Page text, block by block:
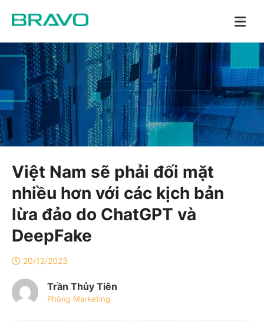
Việt Nam sẽ phải đối mặt
nhiều hơn với các kịch bản
lừa đảo do ChatGPT và
DeepFake
20/12/2023
Trần Thủy Tiên
Phòng Marketing